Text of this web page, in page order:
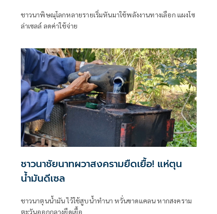
ชาวนาพิษณุโลกหลายรายเริ่มหันมาใช้พลังงานทางเลือก แผงโซ
ล่าเซลล์ ลดค่าใช้จ่าย
ชาวนาชัยนาทผวาสงครามยืดเยื้อ! แห่ตุน
น้ำมันดีเซล
ชาวนาตุนน้ำมัน ไว้ใช้สูบน้ำทำนา หวั่นขาดแคลน หากสงคราม
ตะวันออกกลางยืดเยื้อ